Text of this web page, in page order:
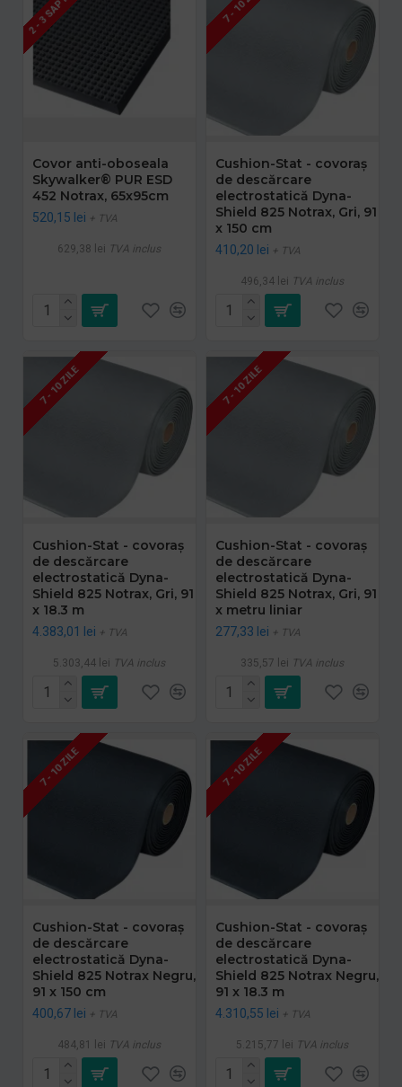
Covor anti-oboseala
Skywalker® PUR ESD
452 Notrax, 65x95cm
520,15 lei + TVA
629,38 lei TVA inclus
Cushion-Stat - covoraș
de descărcare
electrostatică Dyna-
Shield 825 Notrax, Gri, 91
x 150 cm
410,20 lei + TVA
496,34 lei TVA inclus
7 - 10 ZILE
Cushion-Stat - covoraș
de descărcare
electrostatică Dyna-
Shield 825 Notrax, Gri, 91
x 18.3 m
4.383,01 lei + TVA
5.303,44 lei TVA inclus
7 - 10 ZILE
Cushion-Stat - covoraș
de descărcare
electrostatică Dyna-
Shield 825 Notrax, Gri, 91
x metru liniar
277,33 lei + TVA
335,57 lei TVA inclus
7 - 10 ZILE
Cushion-Stat - covoraș
de descărcare
electrostatică Dyna-
Shield 825 Notrax Negru,
91 x 150 cm
400,67 lei + TVA
484,81 lei TVA inclus
7 - 10 ZILE
Cushion-Stat - covoraș
de descărcare
electrostatică Dyna-
Shield 825 Notrax Negru,
91 x 18.3 m
4.310,55 lei + TVA
5.215,77 lei TVA inclus